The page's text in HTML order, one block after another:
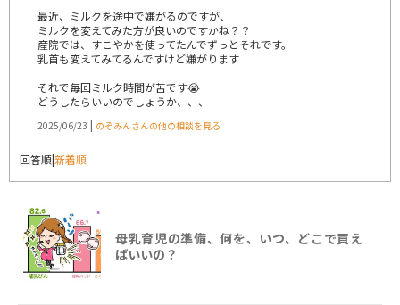
最近、ミルクを途中で嫌がるのですが、
ミルクを変えてみた方が良いのですかね？？
産院では、すこやかを使ってたんでずっとそれです。
乳首も変えてみてるんですけど嫌がります
それで毎回ミルク時間が苦です😭
どうしたらいいのでしょうか、、、
2025/06/23 | のぞみんさんの他の相談を見る
回答順|新着順
母乳育児の準備、何を、いつ、どこで買え
ばいいの？